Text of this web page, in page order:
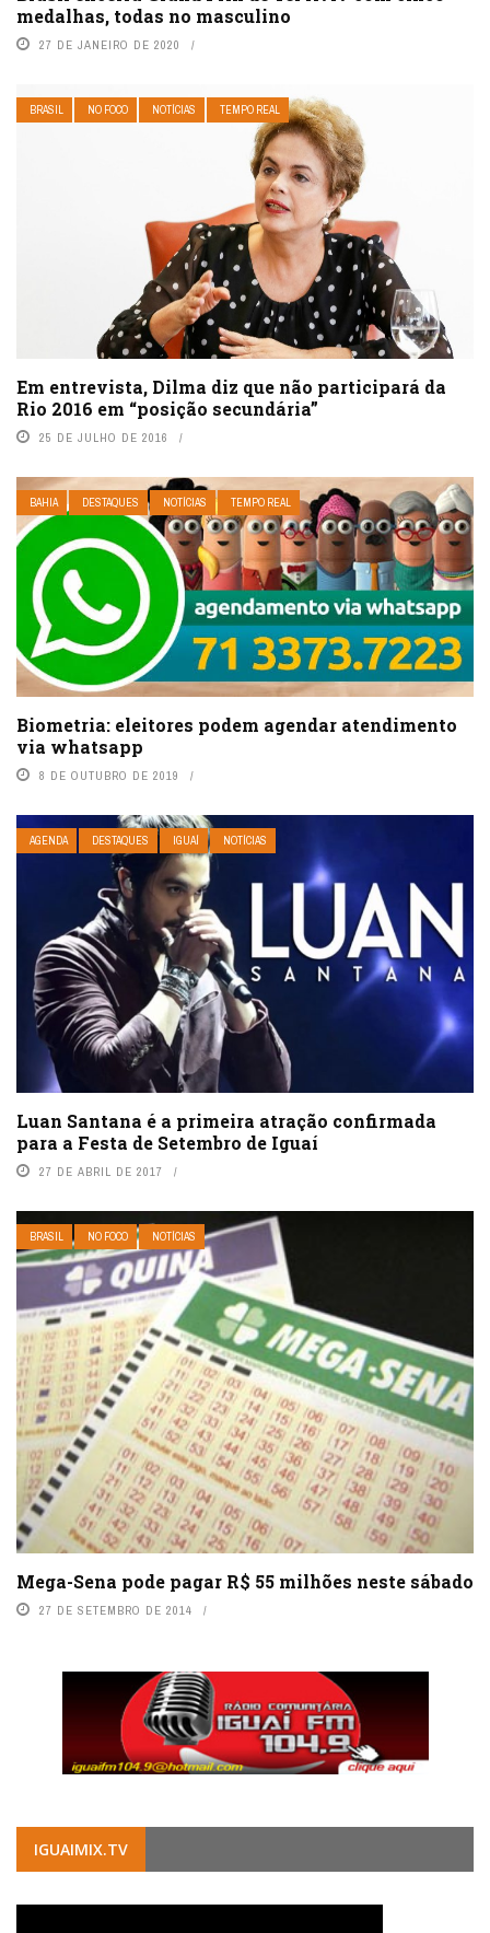
medalhas, todas no masculino
27 DE JANEIRO DE 2020
BRASIL NO FOCO NOTÍCIAS TEMPO REAL
Em entrevista, Dilma diz que não participará da
Rio 2016 em “posição secundária”
25 DE JULHO DE 2016
BAHIA DESTAQUES NOTÍCIAS TEMPO REAL
Biometria: eleitores podem agendar atendimento
via whatsapp
8 DE OUTUBRO DE 2019
AGENDA DESTAQUES IGUAÍ NOTÍCIAS
Luan Santana é a primeira atração confirmada
para a Festa de Setembro de Iguaí
27 DE ABRIL DE 2017
BRASIL NO FOCO NOTÍCIAS
Mega-Sena pode pagar R$ 55 milhões neste sábado
27 DE SETEMBRO DE 2014
IGUAIMIX.TV